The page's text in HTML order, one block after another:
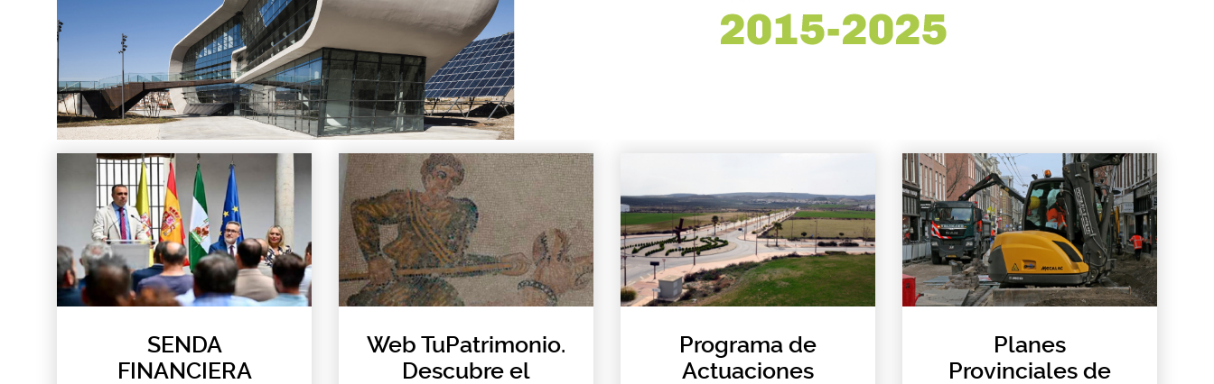
SENDA
FINANCIERA
Web TuPatrimonio.
Descubre el
Programa de
Actuaciones
Planes
Provinciales de